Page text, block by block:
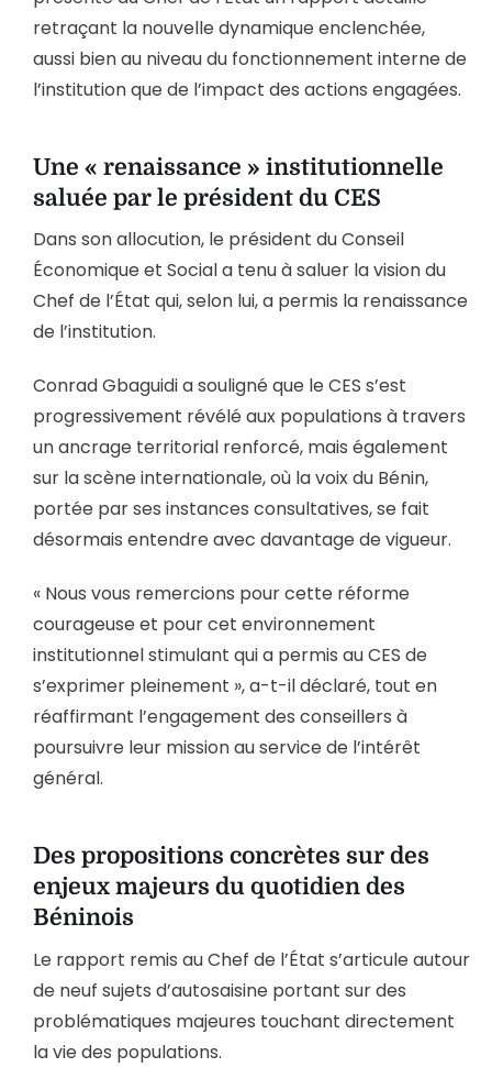
retraçant la nouvelle dynamique enclenchée,
aussi bien au niveau du fonctionnement interne de
l’institution que de l’impact des actions engagées.
Une « renaissance » institutionnelle
saluée par le président du CES
Dans son allocution, le président du Conseil
Économique et Social a tenu à saluer la vision du
Chef de l’État qui, selon lui, a permis la renaissance
de l’institution.
Conrad Gbaguidi a souligné que le CES s’est
progressivement révélé aux populations à travers
un ancrage territorial renforcé, mais également
sur la scène internationale, où la voix du Bénin,
portée par ses instances consultatives, se fait
désormais entendre avec davantage de vigueur.
« Nous vous remercions pour cette réforme
courageuse et pour cet environnement
institutionnel stimulant qui a permis au CES de
s’exprimer pleinement », a-t-il déclaré, tout en
réaffirmant l’engagement des conseillers à
poursuivre leur mission au service de l’intérêt
général.
Des propositions concrètes sur des
enjeux majeurs du quotidien des
Béninois
Le rapport remis au Chef de l’État s’articule autour
de neuf sujets d’autosaisine portant sur des
problématiques majeures touchant directement
la vie des populations.